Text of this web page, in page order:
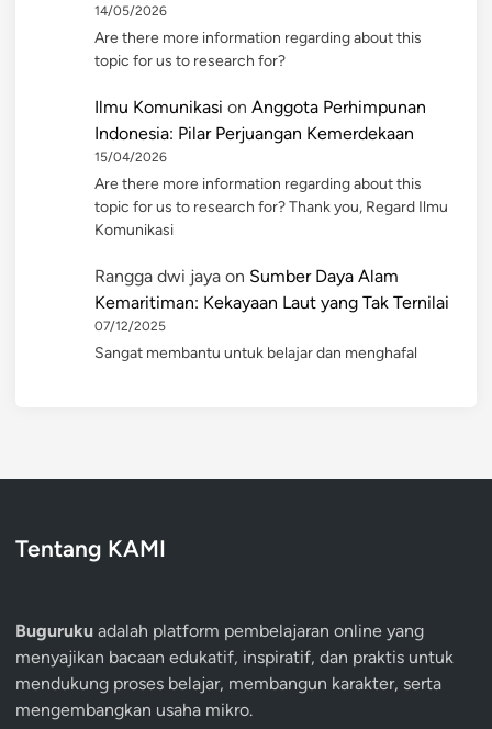
14/05/2026
Are there more information regarding about this
topic for us to research for?
Ilmu Komunikasi on Anggota Perhimpunan
Indonesia: Pilar Perjuangan Kemerdekaan
15/04/2026
Are there more information regarding about this
topic for us to research for? Thank you, Regard Ilmu
Komunikasi
Rangga dwi jaya on Sumber Daya Alam
Kemaritiman: Kekayaan Laut yang Tak Ternilai
07/12/2025
Sangat membantu untuk belajar dan menghafal
Tentang KAMI
Buguruku adalah platform pembelajaran online yang
menyajikan bacaan edukatif, inspiratif, dan praktis untuk
mendukung proses belajar, membangun karakter, serta
mengembangkan usaha mikro.